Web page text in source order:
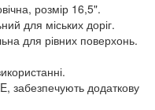
розмір 16,5".
для міських доріг.
для рівних поверхонь.
забезпечують додаткову